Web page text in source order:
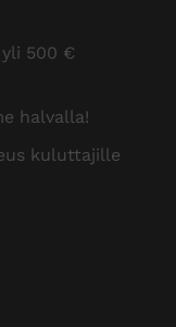
500 €
halvalla!
kuluttajille